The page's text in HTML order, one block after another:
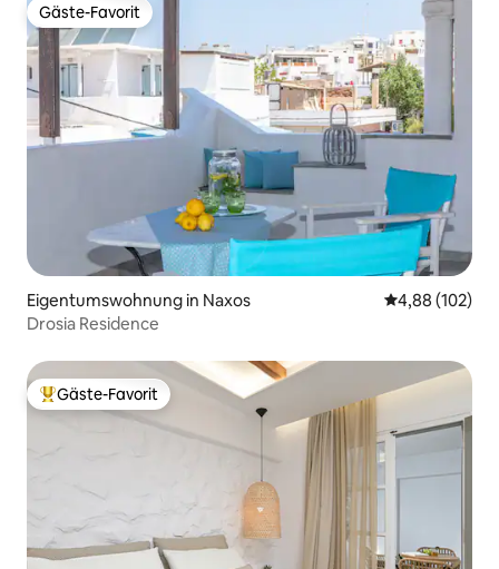
Gäste-Favorit
Gäste-Favorit
Eigentumswohnung in Naxos
4,88 (102)
Drosia Residence
Beliebter Gäste-Favorit.
Gäste-Favorit